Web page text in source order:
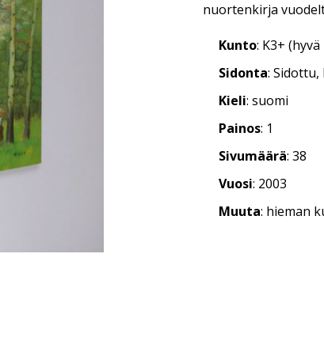
nuortenkirja
Kunto: K3+ (hyvä
Sidonta:
Kieli: suomi
Painos: 1
Sivumäärä: 38
Vuosi: 2003
Muuta: hieman